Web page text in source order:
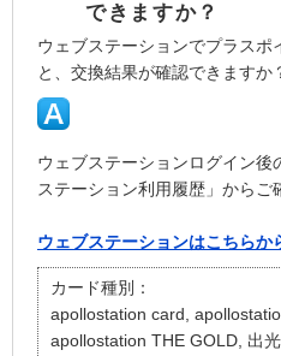
できますか？
ウェブステーションでプラスポ
と、交換結果が確認できますか
ウェブステーションログイン
ステーション利用履歴」からご
ウェブステーションはこちらか
カード種別：
apollostation card,
apollostation THE GOLD, 出